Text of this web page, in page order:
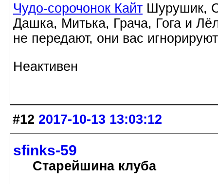
Чудо-сорочонок Кайт Шурушик,
Дашка, Митька, Грача, Гога и
не передают, они вас игнорируют
Неактивен
#12 2017-10-13 13:03:12
sfinks-59
Старейшина клуба